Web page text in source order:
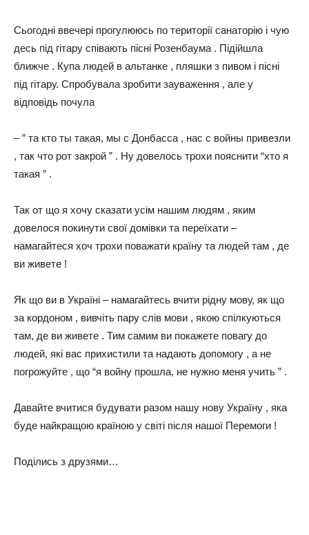
Сьогодні ввечері прогулююсь по території санаторію і чую
десь під гітару співають пісні Розенбаума . Підійшла
ближче . Купа людей в альтанке , пляшки з пивом і пісні
під гітару. Спробувала зробити зауваження , але у
відповідь почула
– ” та кто ты такая, мы с Донбасса , нас с войны привезли
, так что рот закрой ” . Ну довелось трохи пояснити “хто я
такая ” .
Так от що я хочу сказати усім нашим людям , яким
довелося покинути свої домівки та переїхати –
намагайтеся хоч трохи поважати країну та людей там , де
ви живете !
Як що ви в Україні – намагайтесь вчити рідну мову, як що
за кордоном , вивчіть пару слів мови , якою спілкуються
там, де ви живете . Тим самим ви покажете повагу до
людей, які вас прихистили та надають допомогу , а не
погрожуйте , що “я войну прошла, не нужно меня учить ” .
Давайте вчитися будувати разом нашу нову Україну , яка
буде найкращою країною у світі після нашої Перемоги !
Поділись з друзями…